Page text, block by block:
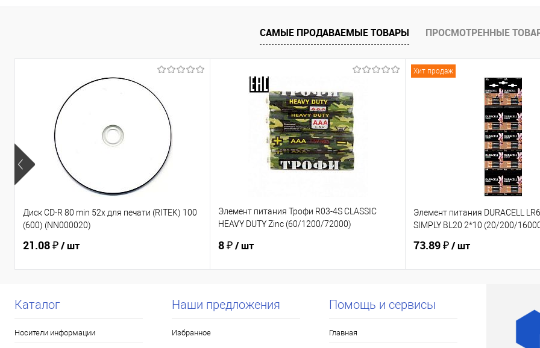
К сравнению В избранное
САМЫЕ ПРОДАВАЕМЫЕ ТОВАРЫ ПРОСМОТРЕННЫЕ
Диск CD-R 80 min 52x для печати (RITEK) 100
(600) (NN000020)
21.08 ₽/ шт
Элемент питания Трофи R03-4S CLASSIC
HEAVY DUTY Zinc (60/1200/72000)
8 ₽/ шт
Хит продаж
Элемент питания DURACELL
SIMPLY BL20 2*10 (20/200/
73.89 ₽/ шт
Каталог
Носители информации
Наши предложения
Избранное
Помощь и сервисы
Главная